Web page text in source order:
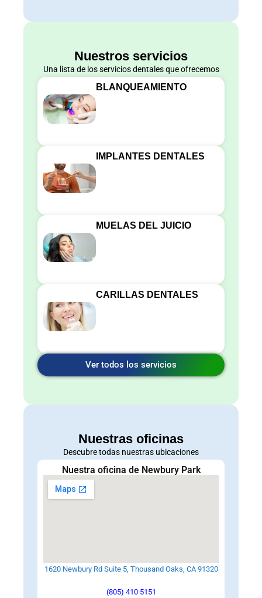
Nuestros servicios
Una lista de los servicios dentales que ofrecemos
BLANQUEAMIENTO
IMPLANTES DENTALES
MUELAS DEL JUICIO
CARILLAS DENTALES
Ver todos los servicios
Nuestras oficinas
Descubre todas nuestras ubicaciones
Nuestra oficina de Newbury Park
1620 Newbury Rd Suite 5, Thousand Oaks, CA 91320
(805) 410 5151